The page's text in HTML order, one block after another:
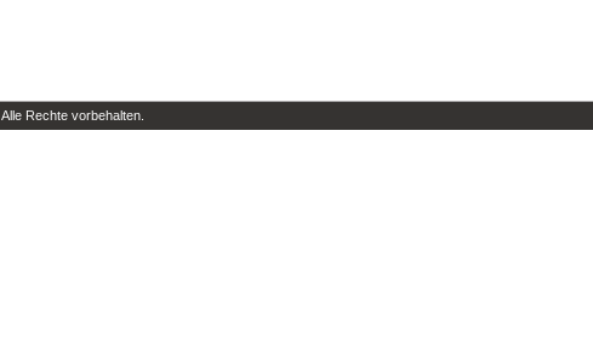
Rechte vorbehalten.